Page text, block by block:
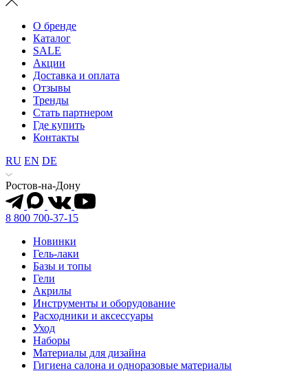
О бренде
Каталог
SALE
Акции
Доставка и оплата
Отзывы
Тренды
Стать партнером
Где купить
Контакты
RU EN DE
Ростов-на-Дону
8 800 700-37-15
Новинки
Гель-лаки
Базы и топы
Гели
Акрилы
Инструменты и оборудование
Расходники и аксессуары
Уход
Наборы
Материалы для дизайна
Гигиена салона и одноразовые материалы